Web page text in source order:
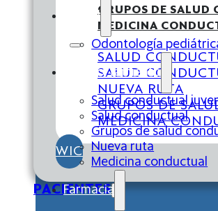
GRUPOS DE SALUD
MEDICINA
SALUD
SALUD
NUEVA RUTA
GRUPOS DE
MEDICINA
WIC
PACIENTES
Dental
Odontología
Comportamiento
Salud conductual
Salud conductual
Grupos de salud
Nueva ruta
Medicina conductual
Farmacia